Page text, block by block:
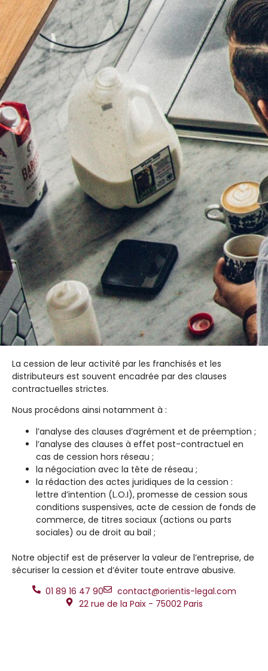
La cession de leur activité par les franchisés et les
distributeurs est souvent encadrée par des clauses
contractuelles strictes.
Nous procédons ainsi notamment à :
l’analyse des clauses d’agrément et de préemption ;
l’analyse des clauses à effet post-contractuel en
cas de cession hors réseau ;
la négociation avec la tête de réseau ;
la rédaction des actes juridiques de la cession :
lettre d’intention (L.O.I), promesse de cession sous
conditions suspensives, acte de cession de fonds de
commerce, de titres sociaux (actions ou parts
sociales) ou de droit au bail ;
Notre objectif est de préserver la valeur de l’entreprise, de
sécuriser la cession et d’éviter toute entrave abusive.
01 89 16 47 90
contact@orientis-legal.com
22 rue de la Paix - 75002 Paris